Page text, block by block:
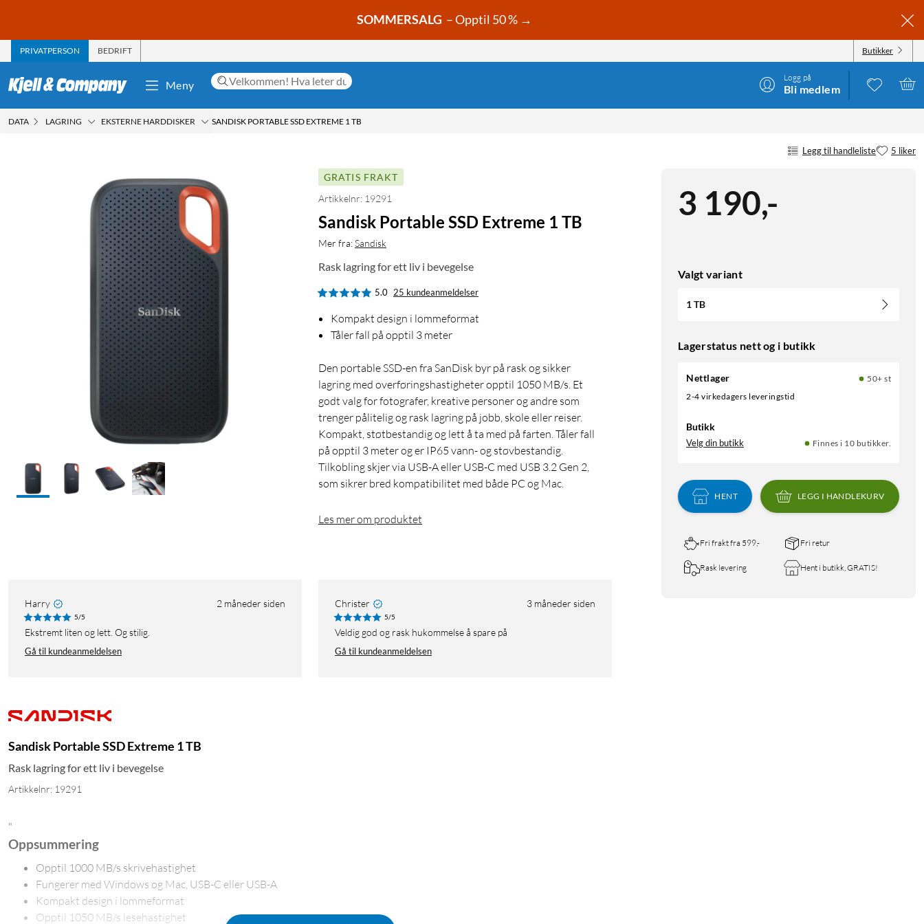
SOMMERSALG – Opptil 50 % →
PRIVATPERSON BEDRIFT Butikker
Meny
Logg på
Bli medlem
DATA LAGRING EKSTERNE HARDDISKER SANDISK PORTABLE SSD EXTREME 1 TB
Legg til handleliste 5 liker
3 190,-
Valgt variant
1 TB
Lagerstatus nett og i butikk
Nettlager
50+ st
2-4 virkedagers leveringstid
Butikk
Velg din butikk Finnes i 10 butikker.
HENT LEGG I HANDLEKURV
Fri frakt fra 599,- Fri retur
Rask levering Hent i butikk, GRATIS!
GRATIS FRAKT
Artikkelnr: 19291
Sandisk Portable SSD Extreme 1 TB
Mer fra:Sandisk
Rask lagring for ett liv i bevegelse
5.0 25 kundeanmeldelser
Kompakt design i lommeformat
Tåler fall på opptil 3 meter
Den portable SSD-en fra SanDisk byr på rask og sikker
lagring med overføringshastigheter opptil 1050 MB/s. Et
godt valg for fotografer, kreative personer og andre som
trenger pålitelig og rask lagring på jobb, skole eller reiser.
Kompakt, støtbestandig og lett å ta med på farten. Tåler fall
på opptil 3 meter og er IP65 vann- og støvbestandig.
Tilkobling skjer via USB-A eller USB-C med USB 3.2 Gen 2,
som sikrer bred kompatibilitet med både PC og Mac.
Les mer om produktet
Harry 2 måneder siden
5/5
Ekstremt liten og lett. Og stilig.
Gå til kundeanmeldelsen
Christer 3 måneder siden
5/5
Veldig god og rask hukommelse å spare på
Gå til kundeanmeldelsen
Sandisk Portable SSD Extreme 1 TB
Rask lagring for ett liv i bevegelse
Artikkelnr: 19291
"
Oppsummering
Opptil 1000 MB/s skrivehastighet
Fungerer med Windows og Mac, USB-C eller USB-A
Kompakt design i lommeformat
Opptil 1050 MB/s lesehastighet